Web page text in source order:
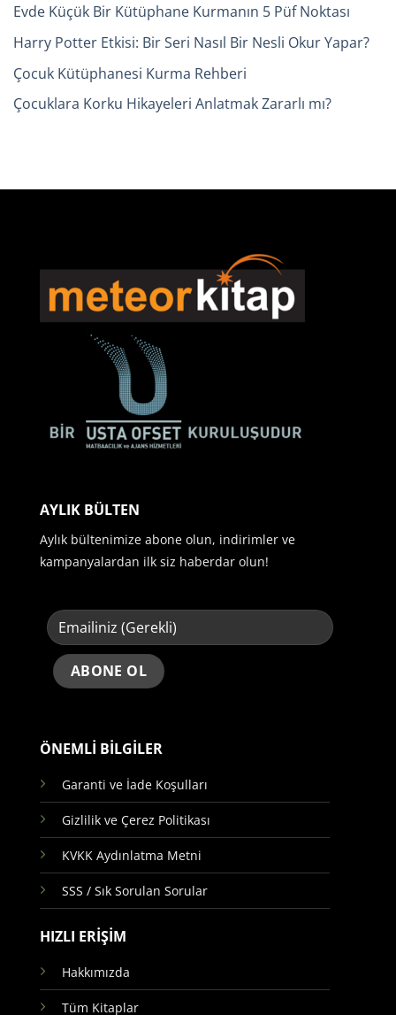
Evde Küçük Bir Kütüphane Kurmanın 5 Püf Noktası
Harry Potter Etkisi: Bir Seri Nasıl Bir Nesli Okur Yapar?
Çocuk Kütüphanesi Kurma Rehberi
Çocuklara Korku Hikayeleri Anlatmak Zararlı mı?
ÖNEMLİ BİLGİLER
Garanti ve İade Koşulları
Gizlilik ve Çerez Politikası
KVKK Aydınlatma Metni
SSS / Sık Sorulan Sorular
HIZLI ERİŞİM
Hakkımızda
Tüm Kitaplar
AYLIK BÜLTEN
Aylık bültenimize abone olun, indirimler ve
kampanyalardan ilk siz haberdar olun!